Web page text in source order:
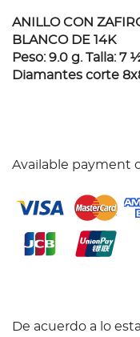
ANILLO CON
BLANCO DE 14K
Peso: 9.0 g. Talla:
Diamantes corte
Available payment
De acuerdo a lo